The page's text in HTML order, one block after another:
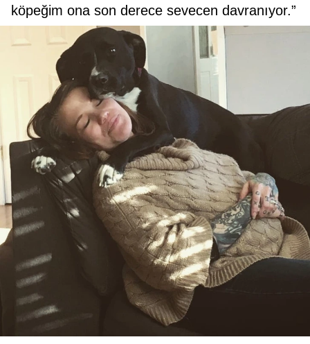
köpeğim ona son derece sevecen davranıyor.”